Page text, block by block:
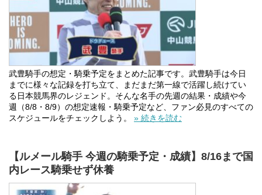
武豊騎手の想定・騎乗予定をまとめた記事です。武豊騎手は今日
までに様々な記録を打ち立て、まだまだ第一線で活躍し続けてい
る日本競馬界のレジェンド。そんな名手の先週の結果・成績や今
週（8/8・8/9）の想定速報・騎乗予定など、ファン必見のすべての
スケジュールをチェックしよう。 » 続きを読む
【ルメール騎手 今週の騎乗予定・成績】8/16まで国
内レース騎乗せず休養